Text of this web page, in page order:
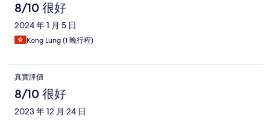
8/10 很好
2024 年 1 月 5 日
Kong Lung (1 晚行程)
真實評價
8/10 很好
2023 年 12 月 24 日